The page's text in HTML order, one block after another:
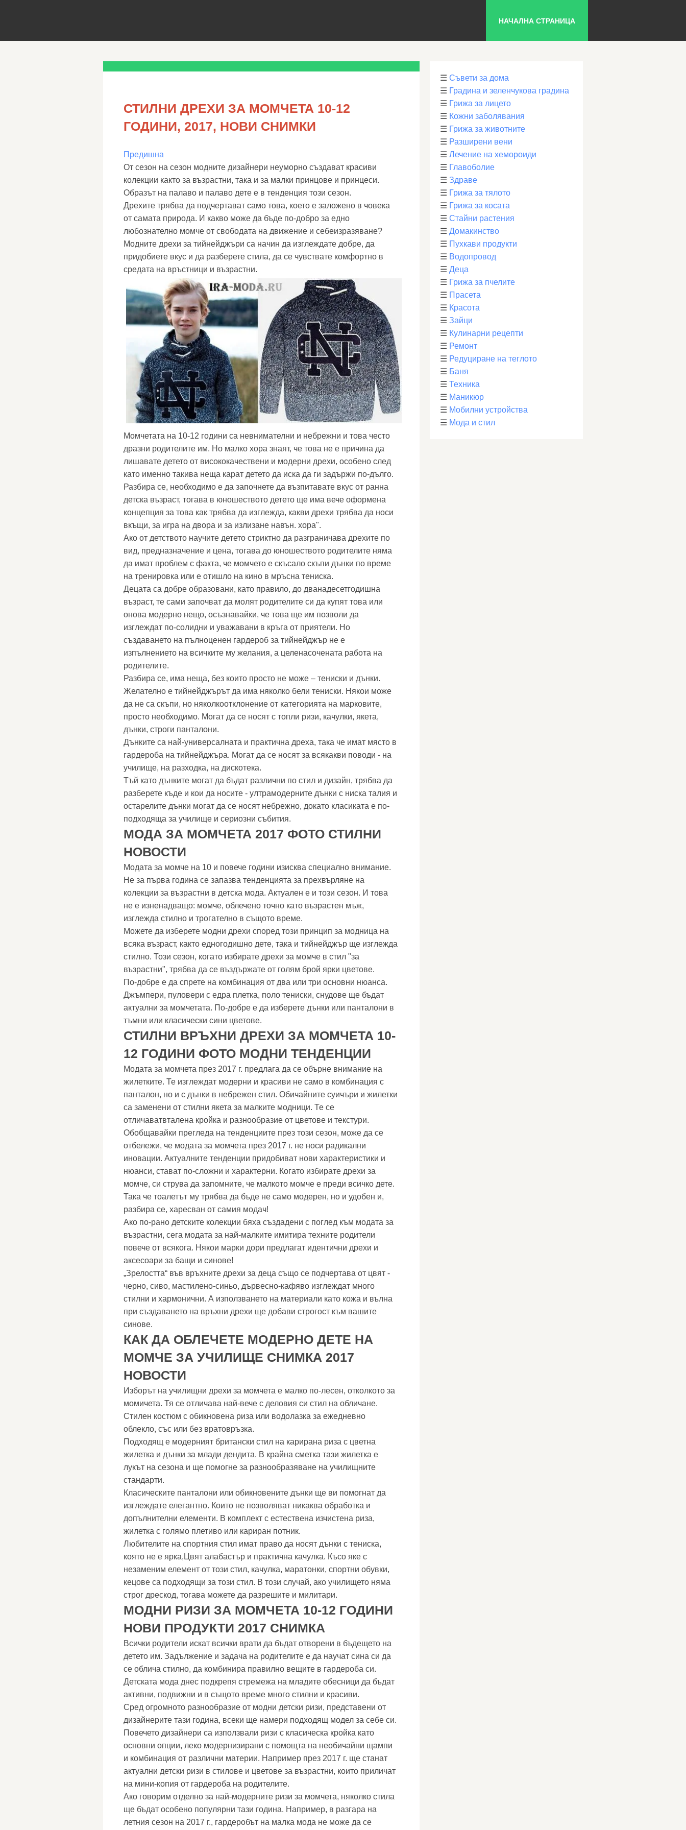
НАЧАЛНА СТРАНИЦА
СТИЛНИ ДРЕХИ ЗА МОМЧЕТА 10-12
ГОДИНИ, 2017, НОВИ СНИМКИ
Предишна
От сезон на сезон модните дизайнери неуморно създават красиви
колекции както за възрастни, така и за малки принцове и принцеси.
Образът на палаво и палаво дете е в тенденция този сезон.
Дрехите трябва да подчертават само това, което е заложено в човека
от самата природа. И какво може да бъде по-добро за едно
любознателно момче от свободата на движение и себеизразяване?
Модните дрехи за тийнейджъри са начин да изглеждате добре, да
придобиете вкус и да разберете стила, да се чувствате комфортно в
средата на връстници и възрастни.
Момчетата на 10-12 години са невнимателни и небрежни и това често
дразни родителите им. Но малко хора знаят, че това не е причина да
лишавате детето от висококачествени и модерни дрехи, особено след
като именно такива неща карат детето да иска да ги задържи по-дълго.
Разбира се, необходимо е да започнете да възпитавате вкус от ранна
детска възраст, тогава в юношеството детето ще има вече оформена
концепция за това как трябва да изглежда, какви дрехи трябва да носи
вкъщи, за игра на двора и за излизане навън. хора".
Ако от детството научите детето стриктно да разграничава дрехите по
вид, предназначение и цена, тогава до юношеството родителите няма
да имат проблем с факта, че момчето е скъсало скъпи дънки по време
на тренировка или е отишло на кино в мръсна тениска.
Децата са добре образовани, като правило, до дванадесетгодишна
възраст, те сами започват да молят родителите си да купят това или
онова модерно нещо, осъзнавайки, че това ще им позволи да
изглеждат по-солидни и уважавани в кръга от приятели. Но
създаването на пълноценен гардероб за тийнейджър не е
изпълнението на всичките му желания, а целенасочената работа на
родителите.
Разбира се, има неща, без които просто не може – тениски и дънки.
Желателно е тийнейджърът да има няколко бели тениски. Някои може
да не са скъпи, но няколкоотклонение от категорията на марковите,
просто необходимо. Могат да се носят с топли ризи, качулки, якета,
дънки, строги панталони.
Дънките са най-универсалната и практична дреха, така че имат място в
гардероба на тийнейджъра. Могат да се носят за всякакви поводи - на
училище, на разходка, на дискотека.
Тъй като дънките могат да бъдат различни по стил и дизайн, трябва да
разберете къде и кои да носите - ултрамодерните дънки с ниска талия и
остарелите дънки могат да се носят небрежно, докато класиката е по-
подходяща за училище и сериозни събития.
МОДА ЗА МОМЧЕТА 2017 ФОТО СТИЛНИ
НОВОСТИ
Модата за момче на 10 и повече години изисква специално внимание.
Не за първа година се запазва тенденцията за прехвърляне на
колекции за възрастни в детска мода. Актуален е и този сезон. И това
не е изненадващо: момче, облечено точно като възрастен мъж,
изглежда стилно и трогателно в същото време.
Можете да изберете модни дрехи според този принцип за модница на
всяка възраст, както едногодишно дете, така и тийнейджър ще изглежда
стилно. Този сезон, когато избирате дрехи за момче в стил "за
възрастни", трябва да се въздържате от голям брой ярки цветове.
По-добре е да спрете на комбинация от два или три основни нюанса.
Джъмпери, пуловери с едра плетка, поло тениски, снудове ще бъдат
актуални за момчетата. По-добре е да изберете дънки или панталони в
тъмни или класически сини цветове.
СТИЛНИ ВРЪХНИ ДРЕХИ ЗА МОМЧЕТА 10-
12 ГОДИНИ ФОТО МОДНИ ТЕНДЕНЦИИ
Модата за момчета през 2017 г. предлага да се обърне внимание на
жилетките. Те изглеждат модерни и красиви не само в комбинация с
панталон, но и с дънки в небрежен стил. Обичайните суичъри и жилетки
са заменени от стилни якета за малките модници. Те се
отличаватвталена кройка и разнообразие от цветове и текстури.
Обобщавайки прегледа на тенденциите през този сезон, може да се
отбележи, че модата за момчета през 2017 г. не носи радикални
иновации. Актуалните тенденции придобиват нови характеристики и
нюанси, стават по-сложни и характерни. Когато избирате дрехи за
момче, си струва да запомните, че малкото момче е преди всичко дете.
Така че тоалетът му трябва да бъде не само модерен, но и удобен и,
разбира се, харесван от самия модач!
Ако по-рано детските колекции бяха създадени с поглед към модата за
възрастни, сега модата за най-малките имитира техните родители
повече от всякога. Някои марки дори предлагат идентични дрехи и
аксесоари за бащи и синове!
„Зрелостта“ във връхните дрехи за деца също се подчертава от цвят -
черно, сиво, мастилено-синьо, дървесно-кафяво изглеждат много
стилни и хармонични. А използването на материали като кожа и вълна
при създаването на връхни дрехи ще добави строгост към вашите
синове.
КАК ДА ОБЛЕЧЕТЕ МОДЕРНО ДЕТЕ НА
МОМЧЕ ЗА УЧИЛИЩЕ СНИМКА 2017
НОВОСТИ
Изборът на училищни дрехи за момчета е малко по-лесен, отколкото за
момичета. Тя се отличава най-вече с деловия си стил на обличане.
Стилен костюм с обикновена риза или водолазка за ежедневно
облекло, със или без вратовръзка.
Подходящ е модерният британски стил на карирана риза с цветна
жилетка и дънки за млади дендита. В крайна сметка тази жилетка е
лукът на сезона и ще помогне за разнообразяване на училищните
стандарти.
Класическите панталони или обикновените дънки ще ви помогнат да
изглеждате елегантно. Които не позволяват никаква обработка и
допълнителни елементи. В комплект с естествена изчистена риза,
жилетка с голямо плетиво или кариран потник.
Любителите на спортния стил имат право да носят дънки с тениска,
която не е ярка,Цвят алабастър и практична качулка. Късо яке с
незаменим елемент от този стил, качулка, маратонки, спортни обувки,
кецове са подходящи за този стил. В този случай, ако училището няма
строг дрескод, тогава можете да разрешите и милитари.
МОДНИ РИЗИ ЗА МОМЧЕТА 10-12 ГОДИНИ
НОВИ ПРОДУКТИ 2017 СНИМКА
Всички родители искат всички врати да бъдат отворени в бъдещето на
детето им. Задължение и задача на родителите е да научат сина си да
се облича стилно, да комбинира правилно вещите в гардероба си.
Детската мода днес подкрепя стремежа на младите обесници да бъдат
активни, подвижни и в същото време много стилни и красиви.
Сред огромното разнообразие от модни детски ризи, представени от
дизайнерите тази година, всеки ще намери подходящ модел за себе си.
Повечето дизайнери са използвали ризи с класическа кройка като
основни опции, леко модернизирани с помощта на необичайни щампи
и комбинация от различни материи. Например през 2017 г. ще станат
актуални детски ризи в стилове и цветове за възрастни, които приличат
на мини-копия от гардероба на родителите.
Ако говорим отделно за най-модерните ризи за момчета, няколко стила
ще бъдат особено популярни тази година. Например, в разгара на
летния сезон на 2017 г., гардеробът на малка мода не може да се
☰ Съвети за дома
☰ Градина и зеленчукова градина
☰ Грижа за лицето
☰ Кожни заболявания
☰ Грижа за животните
☰ Разширени вени
☰ Лечение на хемороиди
☰ Главоболие
☰ Здраве
☰ Грижа за тялото
☰ Грижа за косата
☰ Стайни растения
☰ Домакинство
☰ Пухкави продукти
☰ Водопровод
☰ Деца
☰ Грижа за пчелите
☰ Прасета
☰ Красота
☰ Зайци
☰ Кулинарни рецепти
☰ Ремонт
☰ Редуциране на теглото
☰ Баня
☰ Техника
☰ Маникюр
☰ Мобилни устройства
☰ Мода и стил